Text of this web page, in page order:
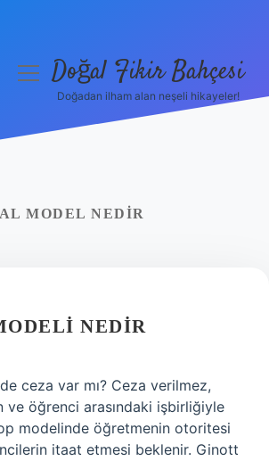
menüyüDoğal Fikir Bahçesi
Doğadan ilham alan neşeli hikayeler!
MODEL NEDIR
NEDIR
ceza var mı? Ceza verilmez,
ve öğrenci arasındaki işbirliğiyle
modelinde öğretmenin otoritesi
itaat etmesi beklenir. Ginott